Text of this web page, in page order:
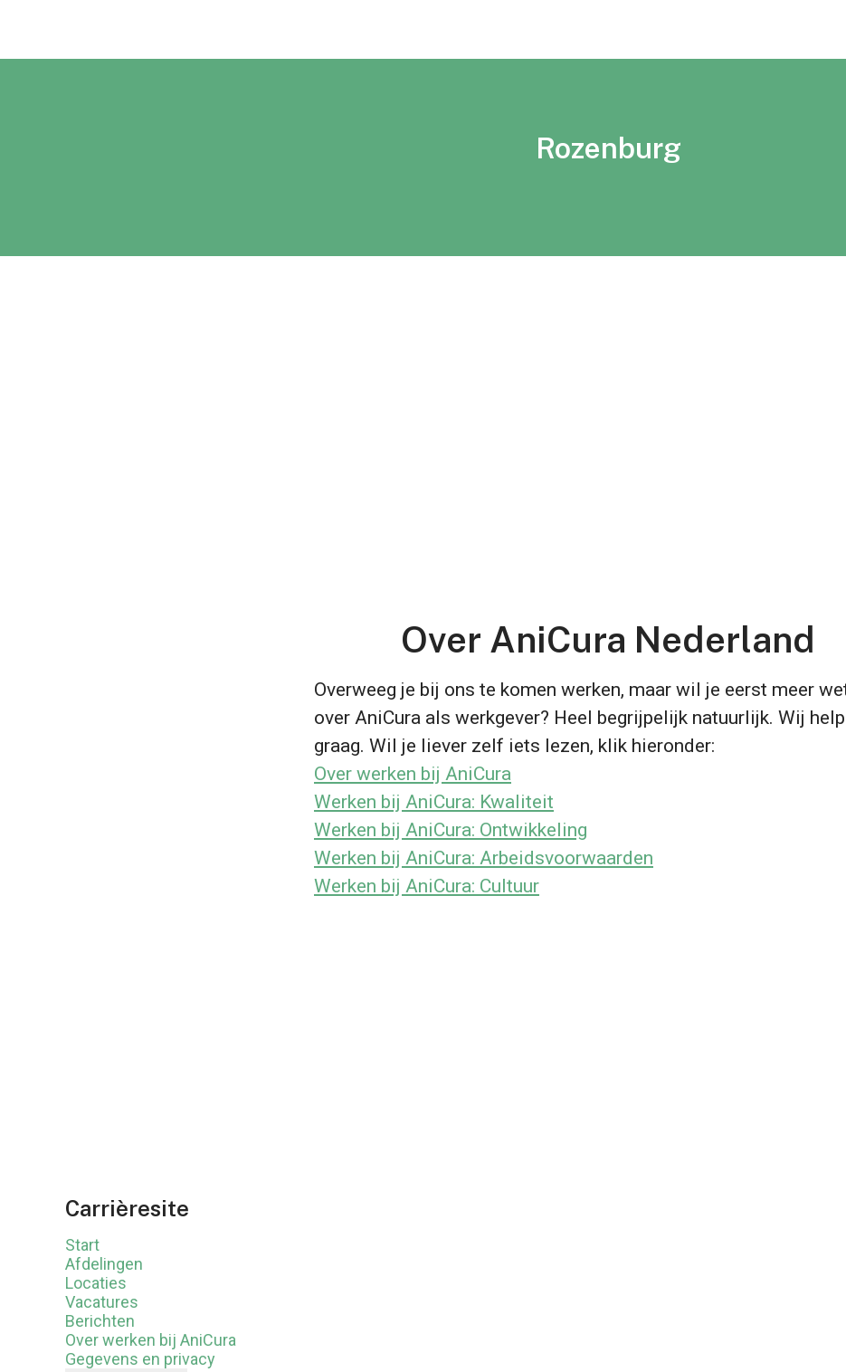
Rozenburg
Over AniCura Nederland
Overweeg je bij ons te komen werken, maar wil je eerst meer
over AniCura als werkgever? Heel begrijpelijk natuurlijk. Wij
graag. Wil je liever zelf iets lezen, klik hieronder:
Over werken bij AniCura
Werken bij AniCura: Kwaliteit
Werken bij AniCura: Ontwikkeling
Werken bij AniCura: Arbeidsvoorwaarden
Werken bij AniCura: Cultuur
Carrièresite
Start
Afdelingen
Locaties
Vacatures
Berichten
Over werken bij AniCura
Gegevens en privacy